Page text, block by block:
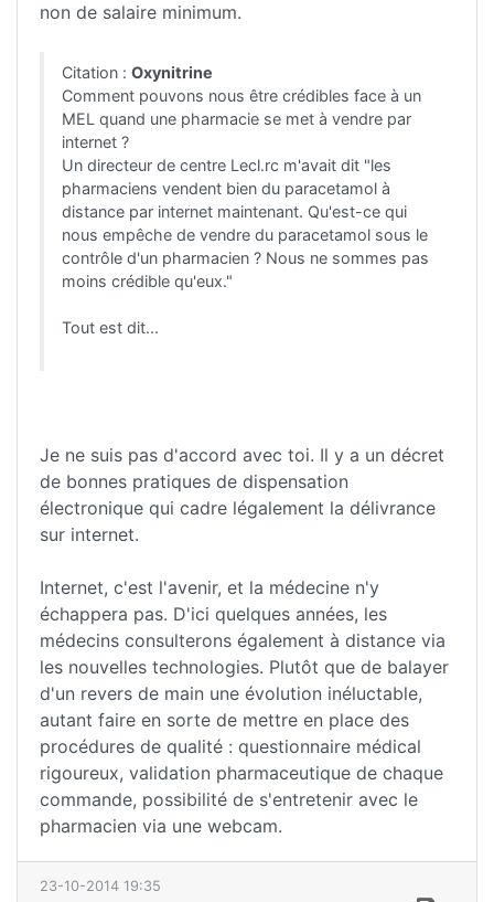
non de salaire minimum.
Citation : Oxynitrine
Comment pouvons nous être crédibles face à un
MEL quand une pharmacie se met à vendre par
internet ?
Un directeur de centre Lecl.rc m'avait dit "les
pharmaciens vendent bien du paracetamol à
distance par internet maintenant. Qu'est-ce qui
nous empêche de vendre du paracetamol sous le
contrôle d'un pharmacien ? Nous ne sommes pas
moins crédible qu'eux."
Tout est dit...
Je ne suis pas d'accord avec toi. Il y a un décret
de bonnes pratiques de dispensation
électronique qui cadre légalement la délivrance
sur internet.
Internet, c'est l'avenir, et la médecine n'y
échappera pas. D'ici quelques années, les
médecins consulterons également à distance via
les nouvelles technologies. Plutôt que de balayer
d'un revers de main une évolution inéluctable,
autant faire en sorte de mettre en place des
procédures de qualité : questionnaire médical
rigoureux, validation pharmaceutique de chaque
commande, possibilité de s'entretenir avec le
pharmacien via une webcam.
23-10-2014 19:35